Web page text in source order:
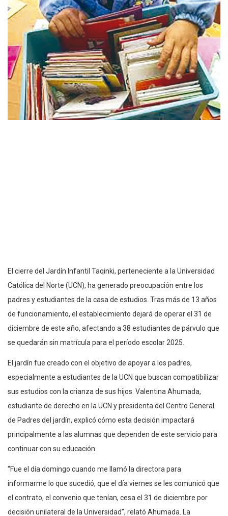
El cierre del Jardín Infantil Taqinki, perteneciente a la Universidad
Católica del Norte (UCN), ha generado preocupación entre los
padres y estudiantes de la casa de estudios. Tras más de 13 años
de funcionamiento, el establecimiento dejará de operar el 31 de
diciembre de este año, afectando a 38 estudiantes de párvulo que
se quedarán sin matrícula para el período escolar 2025.
El jardín fue creado con el objetivo de apoyar a los padres,
especialmente a estudiantes de la UCN que buscan compatibilizar
sus estudios con la crianza de sus hijos. Valentina Ahumada,
estudiante de derecho en la UCN y presidenta del Centro General
de Padres del jardín, explicó cómo esta decisión impactará
principalmente a las alumnas que dependen de este servicio para
continuar con su educación.
“Fue el día domingo cuando me llamó la directora para
informarme lo que sucedió, que el día viernes se les comunicó que
el contrato, el convenio que tenían, cesa el 31 de diciembre por
decisión unilateral de la Universidad”, relató Ahumada. La